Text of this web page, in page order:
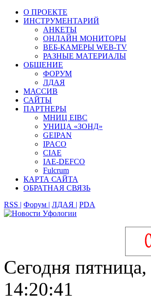
О ПРОЕКТЕ
ИНСТРУМЕНТАРИЙ
АНКЕТЫ
ОНЛАЙН МОНИТОРЫ
ВЕБ-КАМЕРЫ WEB-TV
РАЗНЫЕ МАТЕРИАЛЫ
ОБЩЕНИЕ
ФОРУМ
ЛДАЯ
МАССИВ
САЙТЫ
ПАРТНЕРЫ
МНИЦ EIBC
УНИЦА «ЗОНД»
GEIPAN
IPACO
CIAE
IAE-DEFCO
Fulcrum
КАРТА САЙТА
ОБРАТНАЯ СВЯЗЬ
RSS | Форум | ЛДАЯ | PDA
Сегодня
14:20:42